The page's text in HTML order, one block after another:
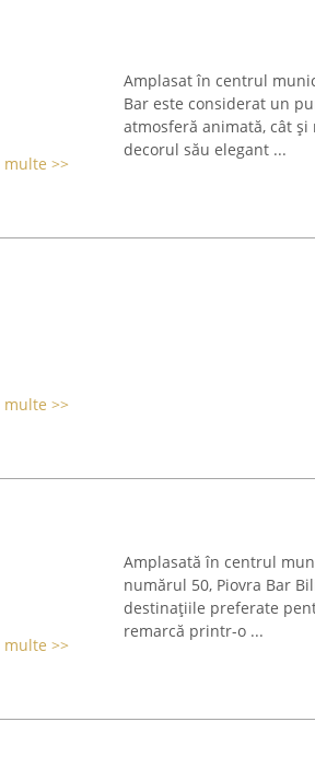
>>
Amplasat în centrul
Bar este considerat un
atmosferă animată, cât
decorul său elegant ...
>>
>>
Amplasată în centrul
numărul 50, Piovra Bar
destinațiile preferate
remarcă printr-o ...